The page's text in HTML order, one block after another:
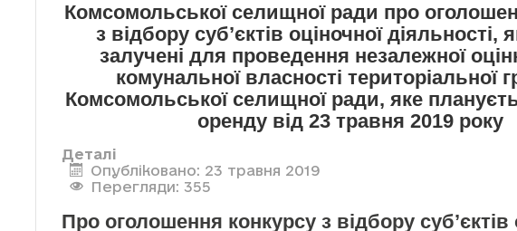
Комсомольської селищної ради про
з відбору суб’єктів оціночної діяльності,
залучені для проведення незалежної
комунальної власності територіальної
Комсомольської селищної ради, яке
оренду від 23 травня 2019 року
Деталі
Опубліковано: 23 травня 2019
Перегляди: 355
Про оголошення конкурсу з відбору суб’єктів